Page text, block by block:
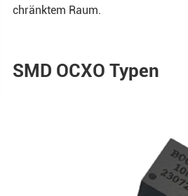
chränktem Raum.
SMD OCXO Typen